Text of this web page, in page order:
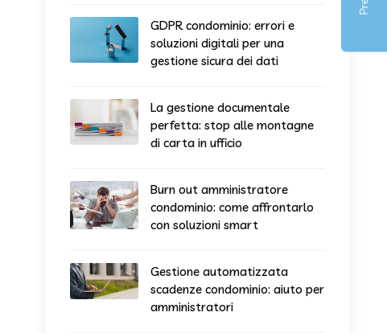
GDPR condominio: errori e
soluzioni digitali per una
gestione sicura dei dati
La gestione documentale
perfetta: stop alle montagne
di carta in ufficio
Burn out amministratore
condominio: come affrontarlo
con soluzioni smart
Gestione automatizzata
scadenze condominio: aiuto per
amministratori